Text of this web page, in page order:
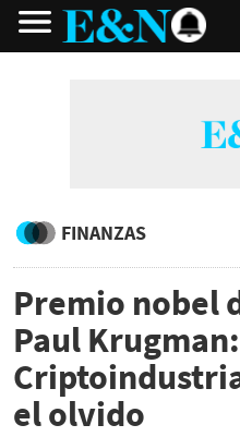
FINANZAS
Premio nobel
Paul Krugman:
el olvido